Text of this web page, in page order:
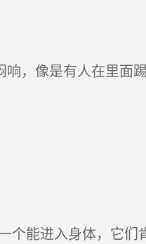
，像是有人在里面踢
能进入身体，它们